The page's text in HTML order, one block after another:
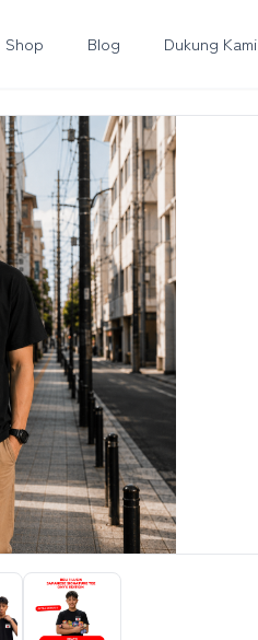
Shop Blog Dukung Kami